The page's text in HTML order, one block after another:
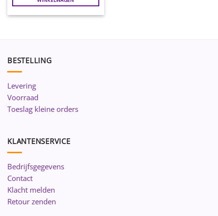
BESTELLING
Levering
Voorraad
Toeslag kleine orders
KLANTENSERVICE
Bedrijfsgegevens
Contact
Klacht melden
Retour zenden